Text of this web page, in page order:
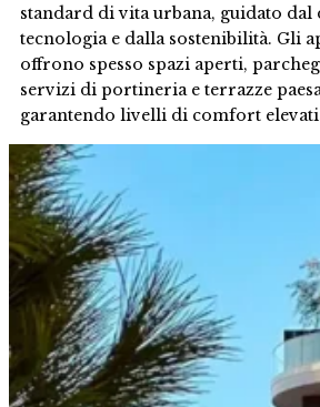
standard di vita urbana, guidato dal
tecnologia e dalla sostenibilità. Gli
offrono spesso spazi aperti,
servizi di portineria e terrazze
garantendo livelli di comfort